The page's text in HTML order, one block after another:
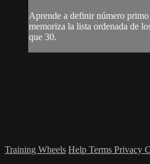
Aprende a definir número
memoriza la lista ordenada de
que 30.
Training Wheels Help Terms Privacy